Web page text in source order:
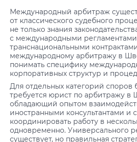
Международный арбитраж
от классического судебного
не только знания
с международными
транснациональными
международному арбитражу в
понимать специфику
корпоративных структур и
Для отдельных категорий споров
требуется юрист по арбитражу в
обладающий опытом
иностранными консультантами и
координировать работу в
одновременно. Универсального
существует, но правильная